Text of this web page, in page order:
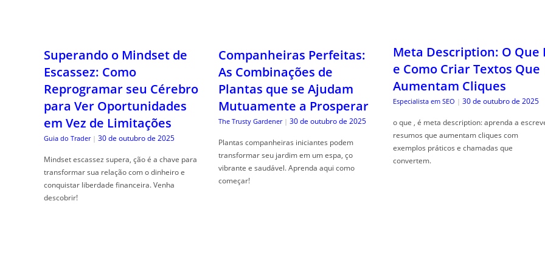
Superando o Mindset de
Escassez: Como
Reprogramar seu Cérebro
para Ver Oportunidades
em Vez de Limitações
Guia do Trader | 30 de outubro de 2025
Mindset escassez supera, ção é a chave para
transformar sua relação com o dinheiro e
conquistar liberdade financeira. Venha
descobrir!
Companheiras Perfeitas:
As Combinações de
Plantas que se Ajudam
Mutuamente a Prosperar
The Trusty Gardener | 30 de outubro de 2025
Plantas companheiras iniciantes podem
transformar seu jardim em um espa, ço
vibrante e saudável. Aprenda aqui como
começar!
Meta Description: O Que
e Como Criar Textos Que
Aumentam Cliques
Especialista em SEO | 30 de outubro de 2025
o que , é meta description: aprenda a
resumos que aumentam cliques com
exemplos práticos e chamadas que
convertem.